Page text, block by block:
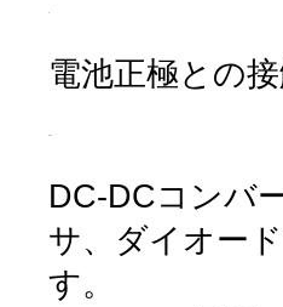
電池正極との
DC-DCコンバ
サ、ダイオー
す。